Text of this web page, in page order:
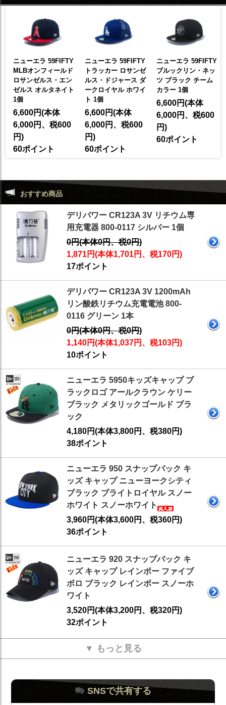
ニューエラ 59FIFTY
MLBオンフィールド
ロサンゼルス・エン
ゼルス オルタネイト
1個
6,600円(本体
6,000円、税600
円)
60ポイント
ニューエラ 59FIFTY
トラッカー ロサンゼ
ルス・ドジャース ダ
ークロイヤル ホワイ
ト 1個
6,600円(本体
6,000円、税600
円)
60ポイント
ニューエラ 59FIFTY
ブルックリン・ネッ
ツ ブラック チーム
カラー 1個
6,600円(本体
6,000円、税600
円)
60ポイント
おすすめ商品
デリパワー CR123A 3V リチウム専
用充電器 800-0117 シルバー 1個
0円(本体0円、税0円)
1,871円(本体1,701円、税170円)
17ポイント
デリパワー CR123A 3V 1200mAh
リン酸鉄リチウム充電電池 800-
0116 グリーン 1本
0円(本体0円、税0円)
1,140円(本体1,037円、税103円)
10ポイント
ニューエラ 5950キッズキャップ ブ
ラックロゴ アールクラウン ケリー
ブラック メタリックゴールド ブラ
ック
4,180円(本体3,800円、税380円)
38ポイント
ニューエラ 950 スナップバック キ
ッズ キャップ ニューヨークシティ
ブラック ブライトロイヤル スノー
ホワイト スノーホワイト
3,960円(本体3,600円、税360円)
36ポイント
ニューエラ 920 スナップバック キ
ッズ キャップ レインボー ファイブ
ボロ ブラック レインボー スノーホ
ワイト
3,520円(本体3,200円、税320円)
32ポイント
▼ もっと見る
SNSで共有する